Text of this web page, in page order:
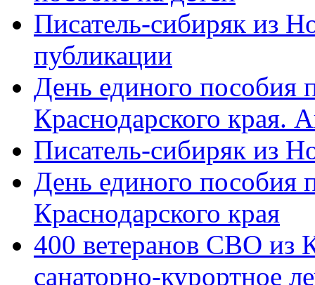
Писатель-сибиряк из
публикации
День единого пособия
Краснодарского края.
Писатель-сибиряк из
День единого пособия
Краснодарского края
400 ветеранов СВО из
санаторно-курортное